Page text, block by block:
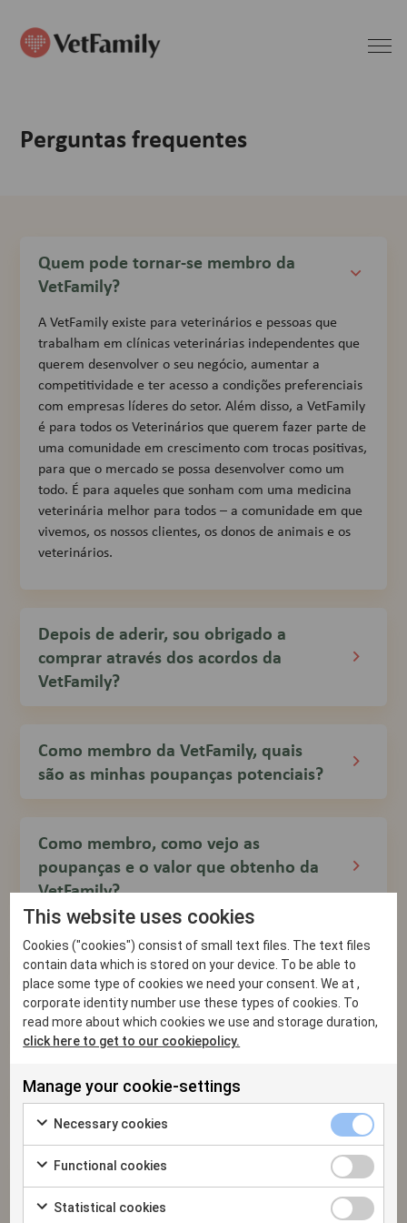
Perguntas frequentes
Quem pode tornar-se membro da
VetFamily?
A VetFamily existe para veterinários e pessoas que
trabalham em clínicas veterinárias independentes que
querem desenvolver o seu negócio, aumentar a
competitividade e ter acesso a condições preferenciais
com empresas líderes do setor. Além disso, a VetFamily
é para todos os Veterinários que querem fazer parte de
uma comunidade em crescimento com trocas positivas,
para que o mercado se possa desenvolver como um
todo. É para aqueles que sonham com uma medicina
veterinária melhor para todos – a comunidade em que
vivemos, os nossos clientes, os donos de animais e os
veterinários.
Depois de aderir, sou obrigado a
comprar através dos acordos da
VetFamily?
Como membro da VetFamily, quais
são as minhas poupanças potenciais?
Como membro, como vejo as
poupanças e o valor que obtenho da
VetFamily?
Quanto custa tornar-se membro?
Como me torno membro?
O que acontece se eu sair?
O que significa ter acesso aos serviços
e condições de fornecedores da
VetFamily?
This website uses cookies
Cookies ("cookies") consist of small text files. The text files
contain data which is stored on your device. To be able to
place some type of cookies we need your consent. We at ,
corporate identity number use these types of cookies. To
read more about which cookies we use and storage duration,
click here to get to our cookiepolicy.
Manage your cookie-settings
Necessary cookies
Functional cookies
Statistical cookies